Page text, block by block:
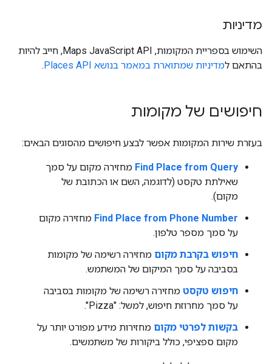
מדיניות
השימוש בספריית המקומות, Maps JavaScript API, חייב להיות
בהתאם למדיניות שמתוארת במאמר בנושא Places API .
חיפושים של מקומות
בעזרת שירות המקומות אפשר לבצע חיפושים מהסוגים הבאים:
Find Place from Query מחזירה מקום על סמך
שאילתת טקסט (לדוגמה, השם או הכתובת של
מקום).
Find Place from Phone Number מחזירה מקום
על סמך מספר טלפון.
חיפוש בקרבת מקום מחזירה רשימה של מקומות
בסביבה על סמך המיקום של המשתמש.
חיפוש טקסט מחזירה רשימה של מקומות בסביבה
על סמך מחרוזת חיפוש, למשל: ‫"Pizza".
בקשות לפרטי מקום מחזירות מידע מפורט יותר על
מקום ספציפי, כולל ביקורות של משתמשים.